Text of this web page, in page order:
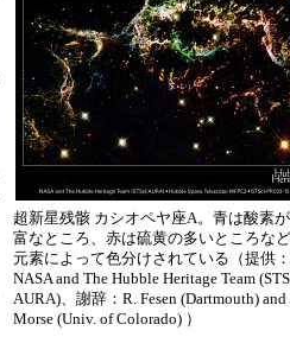
超新星残骸 カシオペヤ座A。青は酸素
富なところ、赤は硫黄の多いところなど
元素によって色分けされている（提供：
NASA and The Hubble Heritage Team
AURA)、謝辞：R. Fesen (Dartmouth) and
Morse (Univ. of Colorado) ）